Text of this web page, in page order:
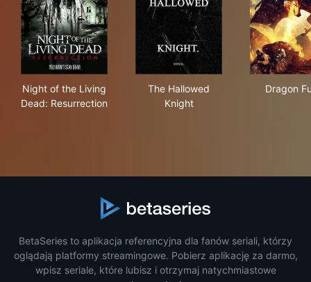
Night of the Living
Dead: Resurrection
The Hallowed
Knight
Dragon
BetaSeries to aplikacja referencyjna dla fanów seriali, którzy
oglądają platformy streamingowe. Pobierz aplikację za darmo,
wpisz seriale, które lubisz i otrzymaj natychmiastowe